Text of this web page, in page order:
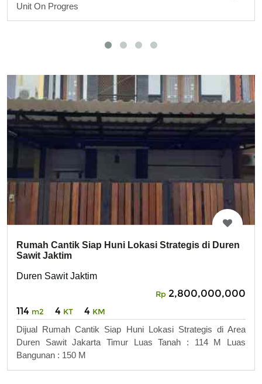
Unit On Progres
Rumah Cantik Siap Huni Lokasi Strategis di Duren
Sawit Jaktim
Duren Sawit Jaktim
Rp 2,800,000,000
114 m2 4 KT 4 KM
Dijual Rumah Cantik Siap Huni Lokasi Strategis di Area
Duren Sawit Jakarta Timur Luas Tanah : 114 M Luas
Bangunan : 150 M